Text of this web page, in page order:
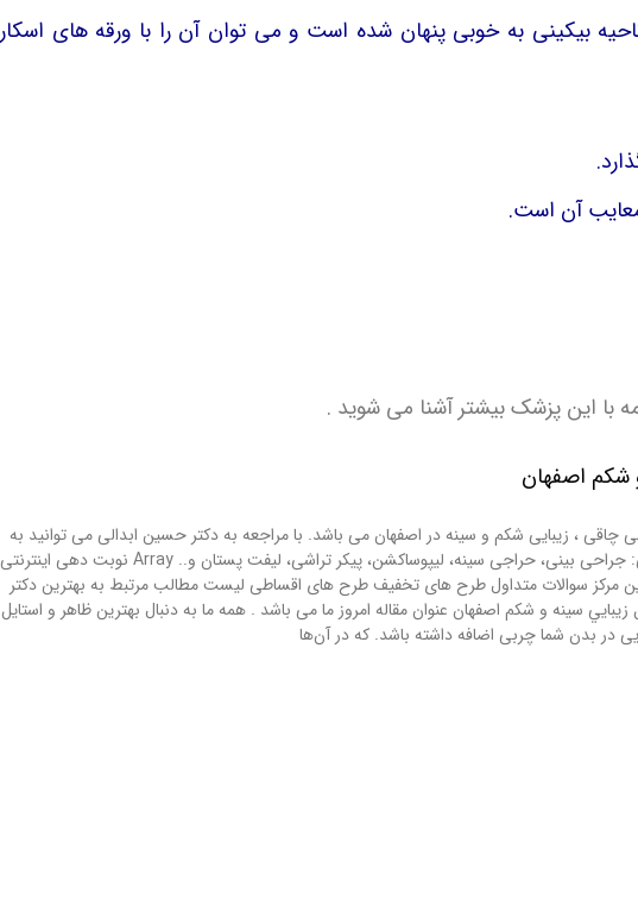
بیکینی به خوبی پنهان شده است و می توان آن را با ورقه های اسکار
معایب آن است.
با این پزشک بیشتر آشنا می شوید .
شكم اصفهان
، زیبایی شکم و سینه در اصفهان می باشد. با مراجعه به دکتر حسین ابدالی می توانید به
اندام ایده آل خود برسید. برای ثبت نوبت خود کافیست به سامانه نوبت دهی این پزشک مراجعه نمایید. برخی از خدمات مطب دکتر حسین ابدالی: جراحی بینی، حراجی سینه، لیپوساکشن، پیکر تراشی، لیفت پستان و.. Array نوبت دهی اینترنتی
مرکز سوالات متداول طرح های تخفیف طرح های اقساطی لیست مطالب مرتبط به بهترین دکتر
سينه و شكم اصفهان عنوان مقاله امروز ما می باشد . همه ما به دنبال بهترین ظاهر و استایل
در بدن شما چربی اضافه داشته باشد. که در آن‌ها